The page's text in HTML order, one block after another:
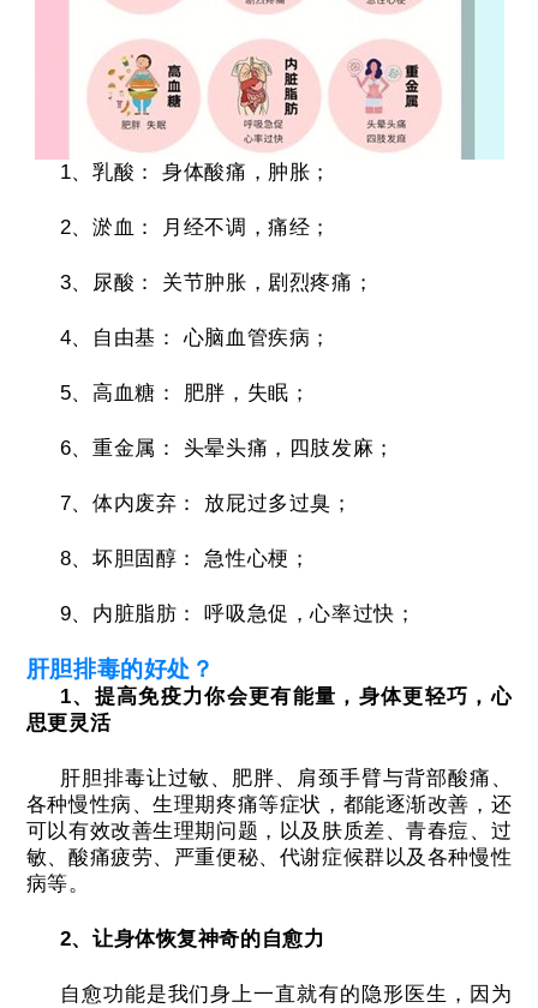
1、乳酸： 身体酸痛，肿胀；
2、淤血： 月经不调，痛经；
3、尿酸： 关节肿胀，剧烈疼痛；
4、自由基： 心脑血管疾病；
5、高血糖： 肥胖，失眠；
6、重金属： 头晕头痛，四肢发麻；
7、体内废弃： 放屁过多过臭；
8、坏胆固醇： 急性心梗；
9、内脏脂肪： 呼吸急促，心率过快；
肝胆排毒的好处？
1、提高免疫力你会更有能量，身体更轻巧，心
思更灵活
肝胆排毒让过敏、肥胖、肩颈手臂与背部酸痛、
各种慢性病、生理期疼痛等症状，都能逐渐改善，还
可以有效改善生理期问题，以及肤质差、青春痘、过
敏、酸痛疲劳、严重便秘、代谢症候群以及各种慢性
病等。
2、让身体恢复神奇的自愈力
自愈功能是我们身上一直就有的隐形医生，因为